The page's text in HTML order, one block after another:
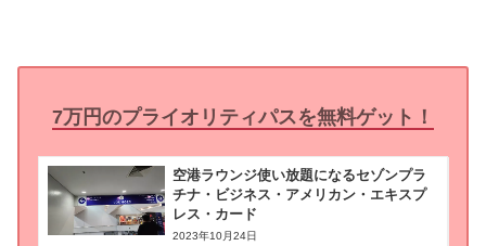
7万円のプライオリティパスを無料ゲット！
空港ラウンジ使い放題になるセゾンプラ
チナ・ビジネス・アメリカン・エキスプ
レス・カード
2023年10月24日